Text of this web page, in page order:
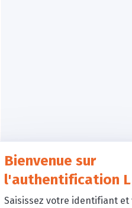
Bienvenue sur
l'authentification
Saisissez votre identifiant et